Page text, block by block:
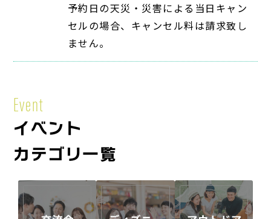
予約日の天災・災害による当日キャン
セルの場合、キャンセル料は請求致し
ません。
Event
イベント
カテゴリ一覧